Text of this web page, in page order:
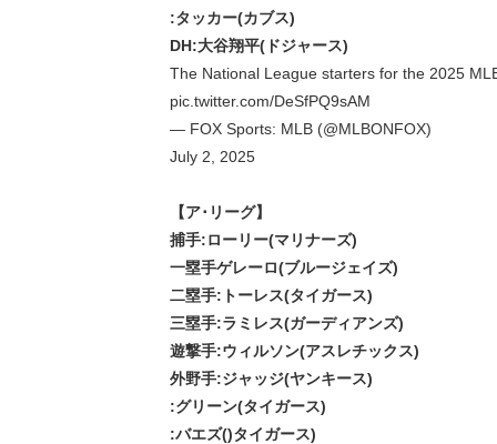
:タッカー(カブス)
DH:大谷翔平(ドジャース)
The National League starters for the 2025
pic.twitter.com/DeSfPQ9sAM
— FOX Sports: MLB (@MLBONFOX)
July 2, 2025
【ア･リーグ】
捕手:ローリー(マリナーズ)
一塁手ゲレーロ(ブルージェイズ)
二塁手:トーレス(タイガース)
三塁手:ラミレス(ガーディアンズ)
遊撃手:ウィルソン(アスレチックス)
外野手:ジャッジ(ヤンキース)
:グリーン(タイガース)
:バエズ()タイガース)